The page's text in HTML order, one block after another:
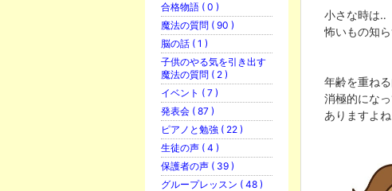
小さな時は‥
怖いもの知
年齢を重ね
消極的にな
ありますよね
合格物語 ( 0 )
魔法の質問 ( 90 )
脳の話 ( 1 )
子供のやる気を引き出す
魔法の質問 ( 2 )
イベント ( 7 )
発表会 ( 87 )
ピアノと勉強 ( 22 )
生徒の声 ( 4 )
保護者の声 ( 39 )
グループレッスン ( 48 )